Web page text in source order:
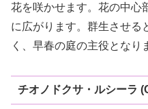
花を咲かせます。花の中心
に広がります。群生させる
く、早春の庭の主役となり
チオノドクサ・ルシーラ